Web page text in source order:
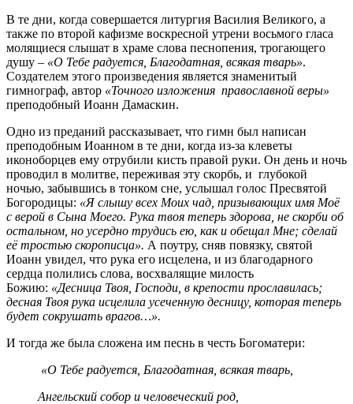
В те дни, когда совершается литургия Василия Великого, а
также по второй кафизме воскресной утрени восьмого гласа
молящиеся слышат в храме слова песнопения, трогающего
душу – «О Тебе радуется, Благодатная, всякая тварь».
Создателем этого произведения является знаменитый
гимнограф, автор «Точного изложения православной веры»
преподобный Иоанн Дамаскин.
Одно из преданий рассказывает, что гимн был написан
преподобным Иоанном в те дни, когда из-за клеветы
иконоборцев ему отрубили кисть правой руки. Он день и ночь
проводил в молитве, переживая эту скорбь, и глубокой
ночью, забывшись в тонком сне, услышал голос Пресвятой
Богородицы: «Я слышу всех Моих чад, призывающих имя Моё
с верой в Сына Моего. Рука твоя теперь здорова, не скорби об
остальном, но усердно трудись ею, как и обещал Мне; сделай
её тростью скорописца». А поутру, сняв повязку, святой
Иоанн увидел, что рука его исцелена, и из благодарного
сердца полились слова, восхвалящие милость
Божию: «Десница Твоя, Господи, в крепости прославилась;
десная Твоя рука исцелила усеченную десницу, которая теперь
будет сокрушать врагов…».
И тогда же была сложена им песнь в честь Богоматери:
«О Тебе радуется, Благодатная, всякая тварь,
Ангельский собор и человеческий род,